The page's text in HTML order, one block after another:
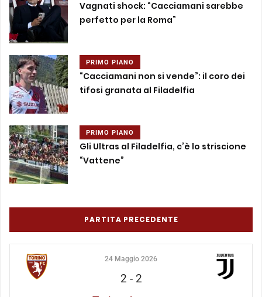
Vagnati shock: “Cacciamani sarebbe
perfetto per la Roma”
PRIMO PIANO
“Cacciamani non si vende”: il coro dei
tifosi granata al Filadelfia
PRIMO PIANO
Gli Ultras al Filadelfia, c’è lo striscione
“Vattene”
PARTITA PRECEDENTE
24 Maggio 2026
2 - 2